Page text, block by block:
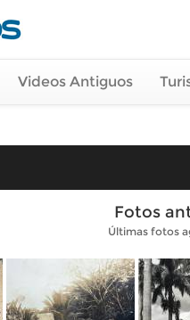
Videos Antiguos
Fotos
Últimas fotos